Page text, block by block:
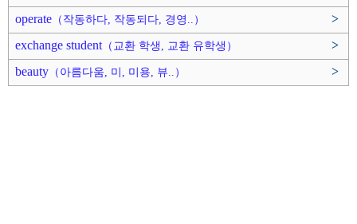
operate （작동하다, 작동되다, 경영..）
>
exchange student（교환 학생, 교환 유학생）
>
beauty （아름다움, 미, 미용, 뷰..） >